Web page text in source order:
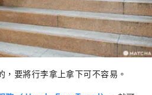
要將行李拿上拿下可不容易。